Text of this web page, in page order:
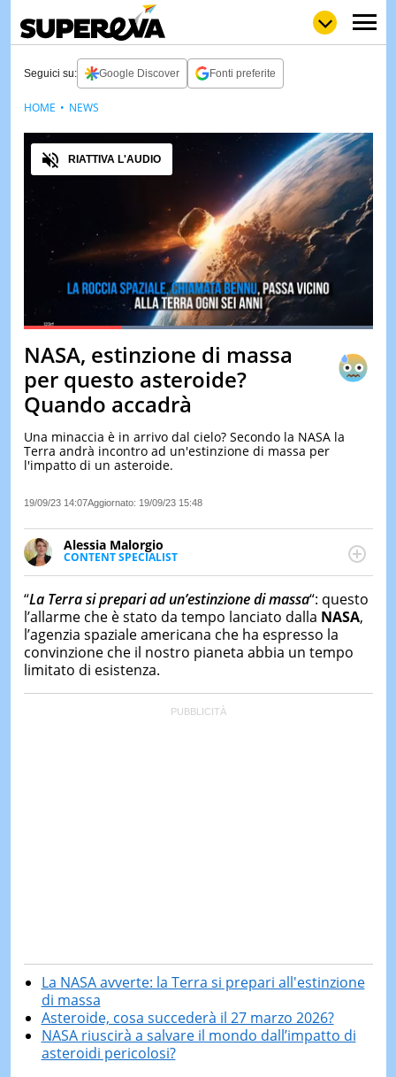
LOLGULP
LOVE
WOW
POP
NEWS
STORIE
VIDEO
& TV
TEST
&
DI
Seguici su: Google Discover Fonti preferite
PauseUnmute
Loaded:100.00%
Audio
RIATTIVA L'AUDIO
NASA, estinzione di massa
per questo asteroide?
Quando accadrà
Una minaccia è in arrivo dal cielo? Secondo la NASA la
Terra andrà incontro ad un'estinzione di massa per
l'impatto di un asteroide.
19/09/23 14:07Aggiornato: 19/09/23 15:48
Alessia Malorgio
CONTENT SPECIALIST
Ha conseguito un Master in Marketing Management
e Google Digital Training su Marketing digitale. Si
occupa della creazione di contenuti in ottica SEO e
dello sviluppo di strategie marketing attraverso
canali digitali.
HOME NEWS
“La Terra si prepari ad un’estinzione di massa“: questo
l’allarme che è stato da tempo lanciato dalla NASA,
l’agenzia spaziale americana che ha espresso la
convinzione che il nostro pianeta abbia un tempo
limitato di esistenza.
La NASA avverte: la Terra si prepari all'estinzione
di massa
Asteroide, cosa succederà il 27 marzo 2026?
NASA riuscirà a salvare il mondo dall’impatto di
asteroidi pericolosi?